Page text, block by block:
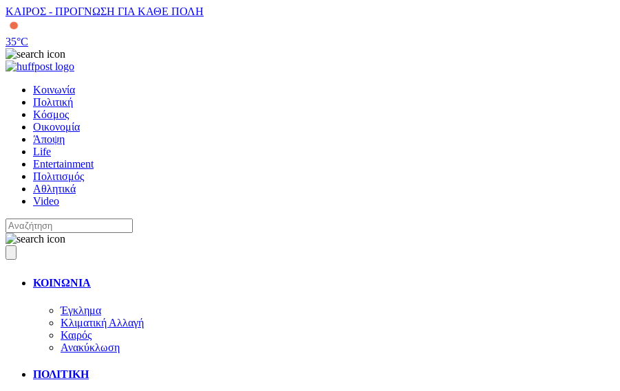
ΚΑΙΡΟΣ - ΠΡΟΓΝΩΣΗ ΓΙΑ ΚΑΘΕ ΠΟΛΗ
35°C
Κοινωνία
Πολιτική
Κόσμος
Οικονομία
Άποψη
Life
Entertainment
Πολιτισμός
Αθλητικά
Video
ΚΟΙΝΩΝΙΑ
Έγκλημα
Κλιματική Αλλαγή
Καιρός
Ανακύκλωση
ΠΟΛΙΤΙΚΗ